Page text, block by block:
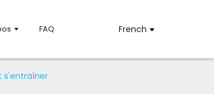
FAQ French
s'entraîner